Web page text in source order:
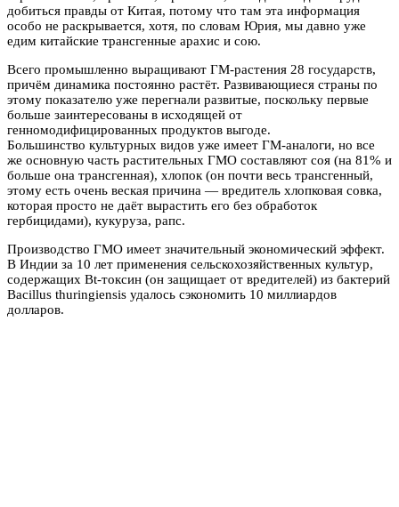
добиться правды от Китая, потому что там эта информация
особо не раскрывается, хотя, по словам Юрия, мы давно уже
едим китайские трансгенные арахис и сою.
Всего промышленно выращивают ГМ-растения 28 государств,
причём динамика постоянно растёт. Развивающиеся страны по
этому показателю уже перегнали развитые, поскольку первые
больше заинтересованы в исходящей от
генномодифицированных продуктов выгоде.
Большинство культурных видов уже имеет ГМ-аналоги, но все
же основную часть растительных ГМО составляют соя (на 81% и
больше она трансгенная), хлопок (он почти весь трансгенный,
этому есть очень веская причина — вредитель хлопковая совка,
которая просто не даёт вырастить его без обработок
гербицидами), кукуруза, рапс.
Производство ГМО имеет значительный экономический эффект.
В Индии за 10 лет применения сельскохозяйственных культур,
содержащих Bt-токсин (он защищает от вредителей) из бактерий
Bacillus thuringiensis удалось сэкономить 10 миллиардов
долларов.